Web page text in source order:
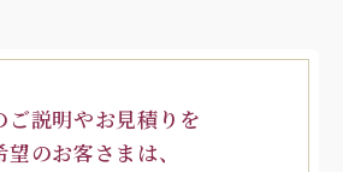
ご説明やお見積りを
望のお客さまは、